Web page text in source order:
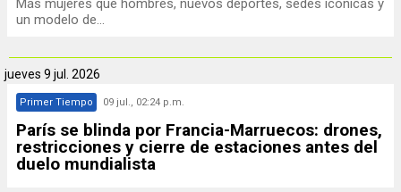
Más mujeres que hombres, nuevos deportes, sedes icónicas y
un modelo de…
jueves 9 jul. 2026
Primer Tiempo 09 jul., 02:24 p.m.
París se blinda por Francia-Marruecos: drones,
restricciones y cierre de estaciones antes del
duelo mundialista